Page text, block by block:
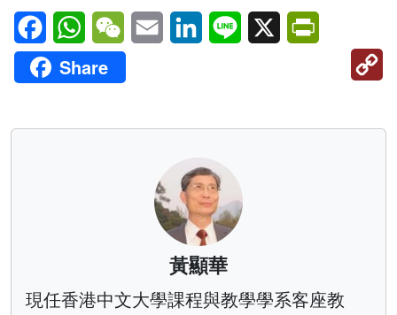
FacebookWhatsAppWeChatEmail LinkedInLine X
Share
黃顯華
現任香港中文大學課程與教學學系客座教